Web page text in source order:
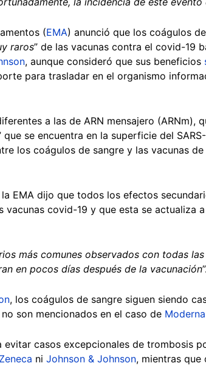
(EMA) anunció que los coágulos
raros” de las vacunas contra el covid-19
, aunque consideró que sus beneficios
para trasladar en el organismo
a las de ARN mensajero (ARNm),
que se encuentra en la superficie del
los coágulos de sangre y las vacunas
EMA dijo que todos los efectos
covid-19 y que esta se actualiza
más comunes observados con todas
en pocos días después de la vacunación”.
, los coágulos de sangre siguen siendo
son mencionados en el caso de Moderna
casos excepcionales de trombosis
ni Johnson & Johnson, mientras que